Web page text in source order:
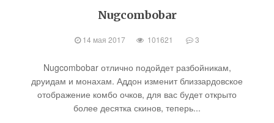
Nugcombobar
14 мая 2017 101621 3
Nugcombobar отлично подойдет разбойникам,
друидам и монахам. Аддон изменит близзардовское
отображение комбо очков, для вас будет открыто
более десятка скинов, теперь...